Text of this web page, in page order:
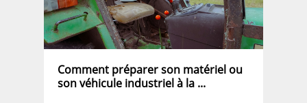
Comment préparer son matériel ou
son véhicule industriel à la ...